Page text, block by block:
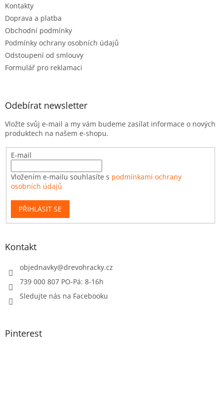
Kontakty
Doprava a platba
Obchodní podmínky
Podmínky ochrany osobních údajů
Odstoupení od smlouvy
Formulář pro reklamaci
Odebírat newsletter
Vložte svůj e-mail a my vám budeme zasílat informace o nových
produktech na našem e-shopu.
E-mail
Vložením e-mailu souhlasíte s podmínkami ochrany
osobních údajů
PŘIHLÁSIT SE
Kontakt
objednavky@drevohracky.cz
739 000 807 PO-Pá: 8-16h
Sledujte nás na Facebooku
Pinterest